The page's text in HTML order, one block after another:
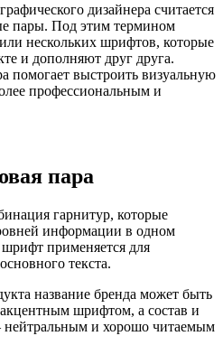
дизайнера считается
пары. Под этим термином
нескольких шрифтов, которые
и дополняют друг друга.
помогает выстроить визуальную
профессиональным и
пара
гарнитур, которые
информации в одном
применяется для
текста.
название бренда может быть
шрифтом, а состав и
и хорошо читаемым